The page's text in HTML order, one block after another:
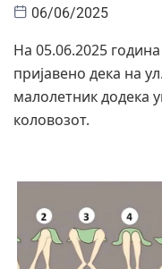
06/06/2025
На 05.06.2025
пријавено дека на
малолетник додека
коловозот.